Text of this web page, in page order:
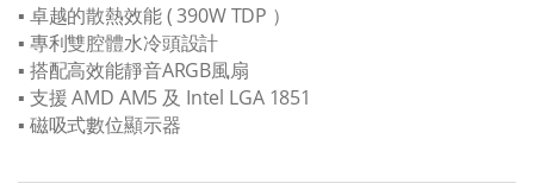
▪ 卓越的散熱效能 ( 390W TDP ）
▪ 專利雙腔體水冷頭設計
▪ 搭配高效能靜音ARGB風扇
▪ 支援 AMD AM5 及 Intel LGA 1851
▪ 磁吸式數位顯示器